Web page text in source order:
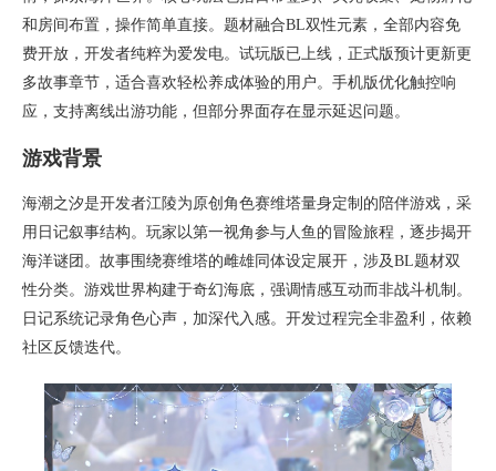
和房间布置，操作简单直接。题材融合BL双性元素，全部内容免
费开放，开发者纯粹为爱发电。试玩版已上线，正式版预计更新更
多故事章节，适合喜欢轻松养成体验的用户。手机版优化触控响
应，支持离线出游功能，但部分界面存在显示延迟问题。
游戏背景
海潮之汐是开发者江陵为原创角色赛维塔量身定制的陪伴游戏，采
用日记叙事结构。玩家以第一视角参与人鱼的冒险旅程，逐步揭开
海洋谜团。故事围绕赛维塔的雌雄同体设定展开，涉及BL题材双
性分类。游戏世界构建于奇幻海底，强调情感互动而非战斗机制。
日记系统记录角色心声，加深代入感。开发过程完全非盈利，依赖
社区反馈迭代。